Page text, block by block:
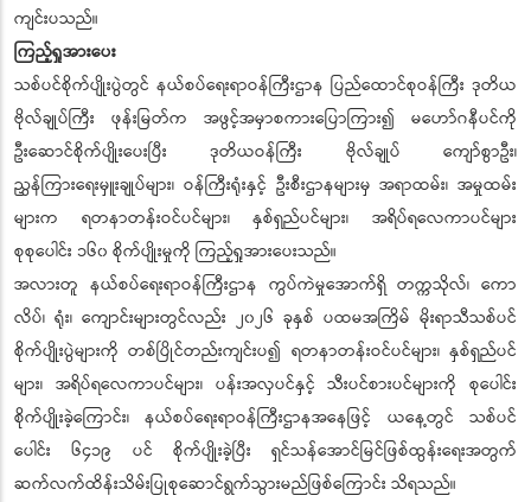
ကျင်းပသည်။
ကြည့်ရှုအားပေး
သစ်ပင်စိုက်ပျိုးပွဲတွင် နယ်စပ်ရေးရာဝန်ကြီးဌာန ပြည်ထောင်စုဝန်ကြီး ဒုတိယ
ဗိုလ်ချုပ်ကြီး ဖုန်းမြတ်က အဖွင့်အမှာစကားပြောကြား၍ မဟော်ဂနီပင်ကို
ဦးဆောင်စိုက်ပျိုးပေးပြီး ဒုတိယဝန်ကြီး ဗိုလ်ချုပ် ကျော်စွာဦး၊
ညွှန်ကြားရေးမှူးချုပ်များ၊ ဝန်ကြီးရုံးနှင့် ဦးစီးဌာနများမှ အရာထမ်း၊ အမှုထမ်း
များက ရတနာတန်းဝင်ပင်များ၊ နှစ်ရှည်ပင်များ၊ အရိပ်ရလေကာပင်များ
စုစုပေါင်း ၁၆၀ စိုက်ပျိုးမှုကို ကြည့်ရှုအားပေးသည်။
အလားတူ နယ်စပ်ရေးရာဝန်ကြီးဌာန ကွပ်ကဲမှုအောက်ရှိ တက္ကသိုလ်၊ ကော
လိပ်၊ ရုံး၊ ကျောင်းများတွင်လည်း ၂၀၂၆ ခုနှစ် ပထမအကြိမ် မိုးရာသီသစ်ပင်
စိုက်ပျိုးပွဲများကို တစ်ပြိုင်တည်းကျင်းပ၍ ရတနာတန်းဝင်ပင်များ၊ နှစ်ရှည်ပင်
များ၊ အရိပ်ရလေကာပင်များ၊ ပန်းအလှပင်နှင့် သီးပင်စားပင်များကို စုပေါင်း
စိုက်ပျိုးခဲ့ကြောင်း၊ နယ်စပ်ရေးရာဝန်ကြီးဌာနအနေဖြင့် ယနေ့တွင် သစ်ပင်
ပေါင်း ၆၄၁၉ ပင် စိုက်ပျိုးခဲ့ပြီး ရှင်သန်အောင်မြင်ဖြစ်ထွန်းရေးအတွက်
ဆက်လက်ထိန်းသိမ်းပြုစုဆောင်ရွက်သွားမည်ဖြစ်ကြောင်း သိရသည်။